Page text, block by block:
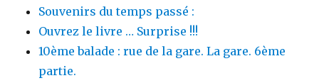
Souvenirs du temps passé :
Ouvrez le livre … Surprise !!!
10ème balade : rue de la gare. La gare. 6ème
partie.